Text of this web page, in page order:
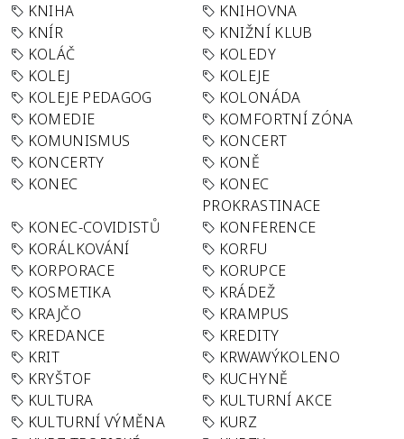
KNIHA
KNIHOVNA
KNÍR
KNIŽNÍ KLUB
KOLÁČ
KOLEDY
KOLEJ
KOLEJE
KOLEJE PEDAGOG
KOLONÁDA
KOMEDIE
KOMFORTNÍ ZÓNA
KOMUNISMUS
KONCERT
KONCERTY
KONĚ
KONEC
KONEC
PROKRASTINACE
KONEC-COVIDISTŮ
KONFERENCE
KORÁLKOVÁNÍ
KORFU
KORPORACE
KORUPCE
KOSMETIKA
KRÁDEŽ
KRAJČO
KRAMPUS
KREDANCE
KREDITY
KRIT
KRWAWÝKOLENO
KRYŠTOF
KUCHYNĚ
KULTURA
KULTURNÍ AKCE
KULTURNÍ VÝMĚNA
KURZ